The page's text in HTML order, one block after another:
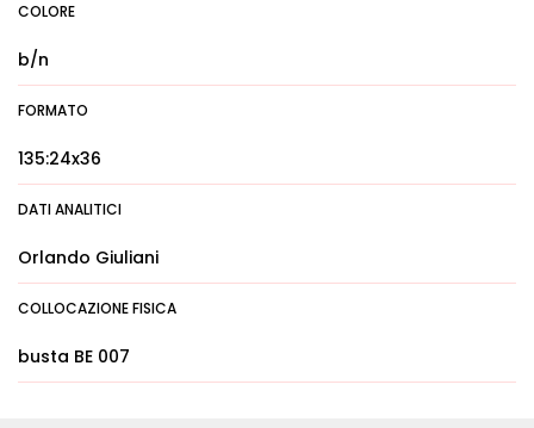
COLORE
b/n
FORMATO
135:24x36
DATI ANALITICI
Orlando Giuliani
COLLOCAZIONE FISICA
busta BE 007